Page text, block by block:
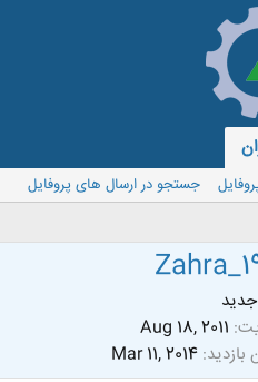
جستجو در ارسال های پروفایل
Aug 18, 2011
بازدید Mar 11, 2014